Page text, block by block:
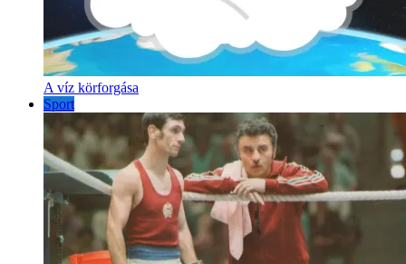
A víz körforgása
Sport